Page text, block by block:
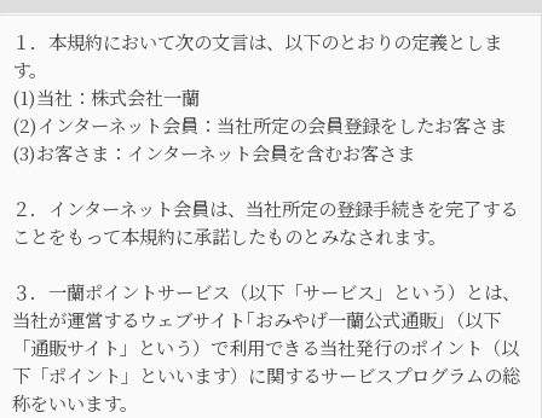
１．本規約において次の文言は、以下のとおりの定義としま
す。
(1)当社：株式会社一蘭
(2)インターネット会員：当社所定の会員登録をしたお客さま
(3)お客さま：インターネット会員を含むお客さま
２．インターネット会員は、当社所定の登録手続きを完了する
ことをもって本規約に承諾したものとみなされます。
３．一蘭ポイントサービス（以下「サービス」という）とは、
当社が運営するウェブサイト｢おみやげ一蘭公式通販｣（以下
「通販サイト」という）で利用できる当社発行のポイント（以
下「ポイント」といいます）に関するサービスプログラムの総
称をいいます。